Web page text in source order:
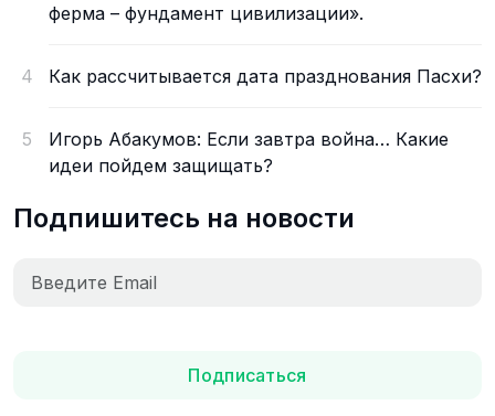
ферма – фундамент цивилизации».
4 Как рассчитывается дата празднования Пасхи?
5
Игорь Абакумов: Если завтра война… Какие
идеи пойдем защищать?
Подпишитесь на новости
Подписаться